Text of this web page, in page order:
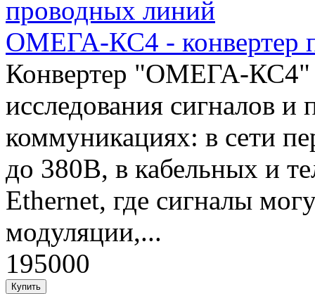
ОМЕГА-КС4 - конвертер
Конвертер "ОМЕГА-КС4"
исследования сигналов
коммуникациях: в сети
до 380В, в кабельных и
Ethernet, где сигналы
модуляции,...
195000